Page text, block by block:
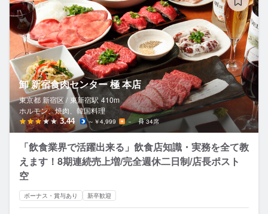
卸 新宿食肉センター 極 本店
東京都 新宿区 / 東新宿駅 410m
ホルモン、焼肉、韓国料理
3.44 ～￥4,999 － 34席
「飲食業界で活躍出来る」飲食店知識・実務を全て教
えます！8期連続売上増/完全週休二日制/店長ポスト
空
ボーナス・賞与あり 新卒歓迎